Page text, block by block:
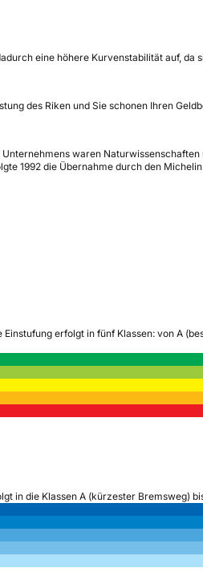
eine höhere Kurvenstabilität auf,
des Riken und Sie schonen Ihren
waren
1992 die Übernahme durch den
Einstufung erfolgt in fünf Klassen: von A
in die Klassen A (kürzester Bremsweg)